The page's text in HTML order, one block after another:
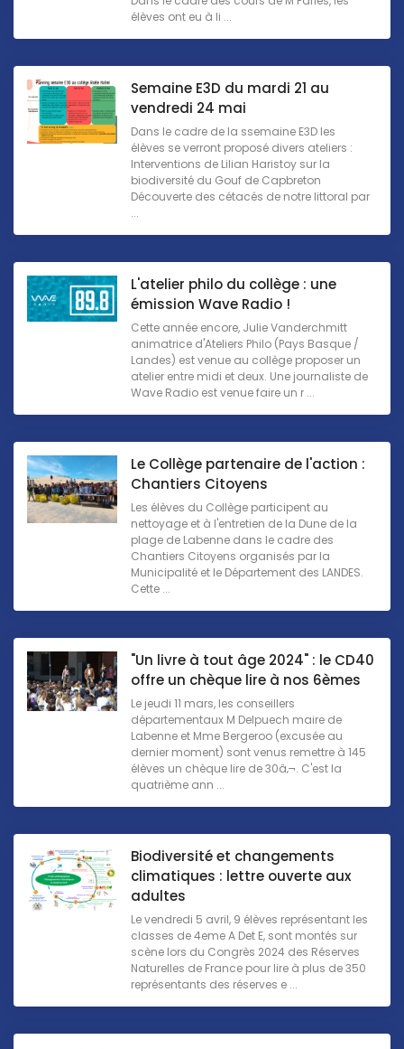
élèves ont eu à li ...
Semaine E3D du mardi 21 au
vendredi 24 mai
Dans le cadre de la ssemaine E3D les
élèves se verront proposé divers ateliers :
Interventions de Lilian Haristoy sur la
biodiversité du Gouf de Capbreton
Découverte des cétacés de notre littoral par
...
L'atelier philo du collège : une
émission Wave Radio !
Cette année encore, Julie Vanderchmitt
animatrice d'Ateliers Philo (Pays Basque /
Landes) est venue au collège proposer un
atelier entre midi et deux. Une journaliste de
Wave Radio est venue faire un r ...
Le Collège partenaire de l'action :
Chantiers Citoyens
Les élèves du Collège participent au
nettoyage et à l'entretien de la Dune de la
plage de Labenne dans le cadre des
Chantiers Citoyens organisés par la
Municipalité et le Département des LANDES.
Cette ...
"Un livre à tout âge 2024" : le CD40
offre un chèque lire à nos 6èmes
Le jeudi 11 mars, les conseillers
départementaux M Delpuech maire de
Labenne et Mme Bergeroo (excusée au
dernier moment) sont venus remettre à 145
élèves un chèque lire de 30â‚¬. C'est la
quatrième ann ...
Biodiversité et changements
climatiques : lettre ouverte aux
adultes
Le vendredi 5 avril, 9 élèves représentant les
classes de 4eme A Det E, sont montés sur
scène lors du Congrès 2024 des Réserves
Naturelles de France pour lire à plus de 350
représentants des réserves e ...